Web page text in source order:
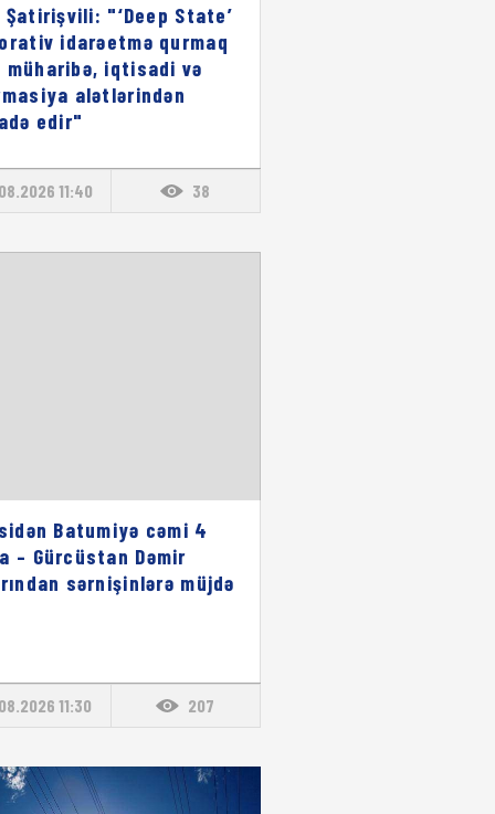
Şatirişvili: "‘Deep State’
idarəetmə qurmaq
müharibə, iqtisadi və
alətlərindən
edir"
11:40 38
Batumiyə cəmi 4
– Gürcüstan Dəmir
sərnişinlərə müjdə
11:30 207